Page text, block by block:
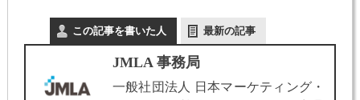
この記事を書いた人 最新の記事
JMLA 事務局
一般社団法人 日本マーケティング・